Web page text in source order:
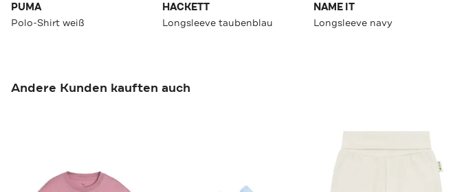
PUMA
Polo-Shirt weiß
HACKETT
Longsleeve taubenblau
NAME IT
Longsleeve navy
Andere Kunden kauften auch